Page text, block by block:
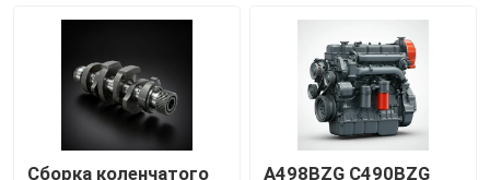
Сборка коленчатого
A498BZG C490BZG